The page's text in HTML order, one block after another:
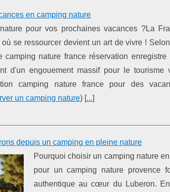
en camping nature
pour vos prochaines vacances ?La
se ressourcer devient un art de vivre !
nature france réservation enregistre
d'un engouement massif pour le tourisme
camping nature france pour des
un camping nature) [...]
depuis un camping en pleine nature
Pourquoi choisir un camping nature
pour un camping nature provence
authentique au cœur du Luberon.